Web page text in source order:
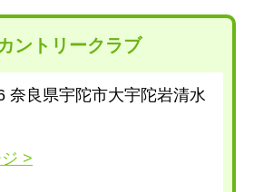
ントリークラブ
奈良県宇陀市大宇陀岩清水
>